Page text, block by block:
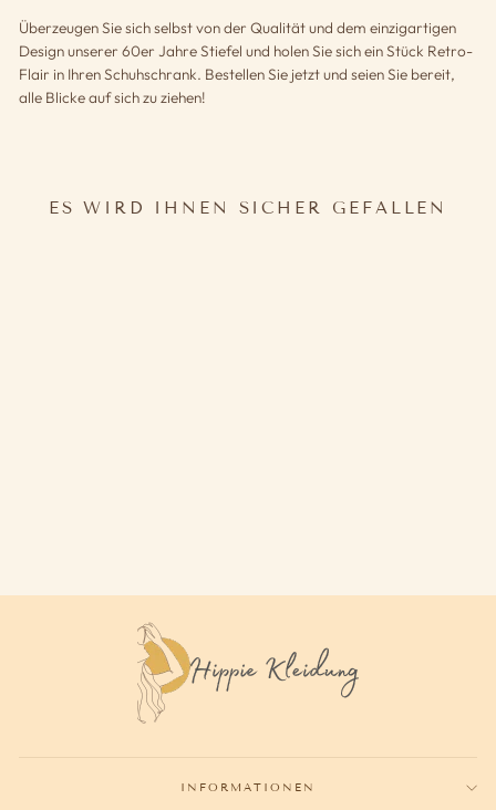
Überzeugen Sie sich selbst von der Qualität und dem einzigartigen
Design unserer 60er Jahre Stiefel und holen Sie sich ein Stück Retro-
Flair in Ihren Schuhschrank. Bestellen Sie jetzt und seien Sie bereit,
alle Blicke auf sich zu ziehen!
ES WIRD IHNEN SICHER GEFALLEN
INFORMATIONEN